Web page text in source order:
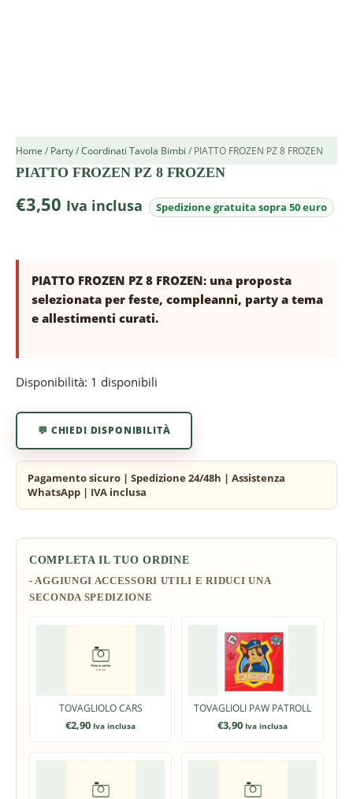
Home / Party/Coordinati Tavola Bimbi / PIATTO FROZEN PZ 8 FROZEN
PIATTO FROZEN PZ 8 FROZEN
€3,50 Iva inclusa
PIATTO FROZEN PZ 8 FROZEN: una proposta
selezionata per feste, compleanni, party a tema
e allestimenti curati.
Disponibilità: 1 disponibili
💬 CHIEDI DISPONIBILITÀ
COMPLETA IL TUO ORDINE
TOVAGLIOLO CARS
€2,90 Iva inclusa
TOVAGLIOLI PAW PATROLL
€3,90 Iva inclusa